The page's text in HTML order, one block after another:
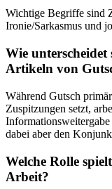
Wichtige Begriffe sind
Ironie/Sarkasmus und
Wie
Artikeln von
Während Gutsch
Zuspitzungen setzt,
dabei aber den
Welche Rolle
Arbeit?